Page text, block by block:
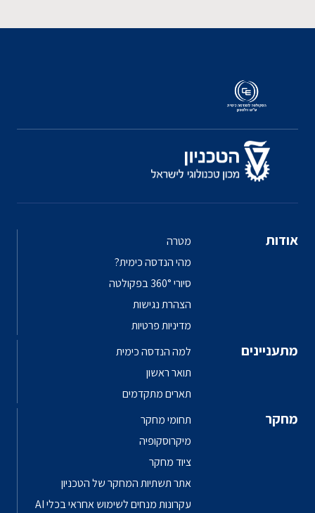
אודות
מטרה
מהי הנדסה כימית?
סיורי 360° בפקולטה
הצהרת נגישות
מדיניות פרטיות
מתעניינים
למה הנדסה כימית
תואר ראשון
תארים מתקדמים
מחקר
תחומי מחקר
מיקרוסקופיה
ציוד מחקר
אתר תשתיות המחקר של הטכניון
עקרונות מנחים לשימוש אחראי בכלי AI